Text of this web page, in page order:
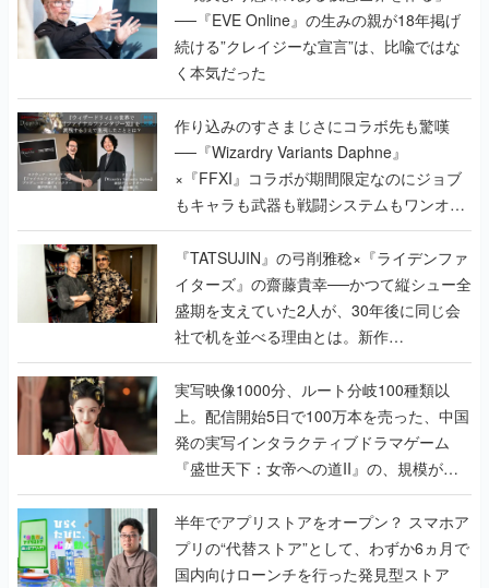
──『EVE Online』の生みの親が18年掲げ
続ける”クレイジーな宣言”は、比喩ではな
く本気だった
作り込みのすさまじさにコラボ先も驚嘆
──『Wizardry Variants Daphne』
×『FFXI』コラボが期間限定なのにジョブ
もキャラも武器も戦闘システムもワンオフ
で作り込まれた理由を両ディレクターに聞
く
『TATSUJIN』の弓削雅稔×『ライデンファ
イターズ』の齋藤貴幸──かつて縦シュー全
盛期を支えていた2人が、30年後に同じ会
社で机を並べる理由とは。新作
『TATSUJIN EXTREME』で初タッグを組
んだレジェンド2人に訊く開発秘話
実写映像1000分、ルート分岐100種類以
上。配信開始5日で100万本を売った、中国
発の実写インタラクティブドラマゲーム
『盛世天下：女帝への道II』の、規模が違
うこだわりをプロデューサーに聞いた
半年でアプリストアをオープン？ スマホア
プリの“代替ストア”として、わずか6ヵ月で
国内向けローンチを行った発見型ストア